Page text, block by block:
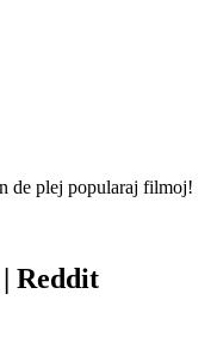
de plej popularaj filmoj!
Reddit